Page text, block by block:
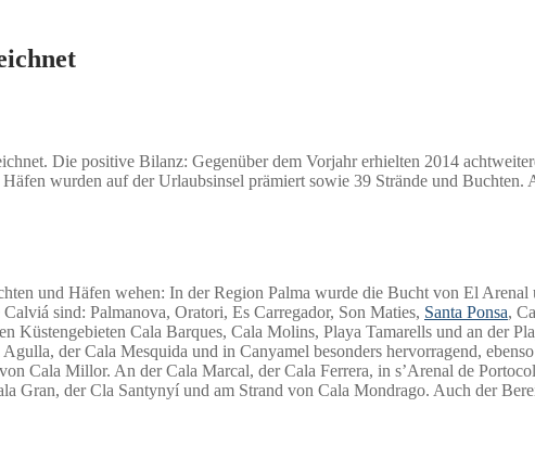
Die positive Bilanz: Gegenüber dem Vorjahr erhielten 2014
wurden auf der Urlaubsinsel prämiert sowie 39 Strände und
und Häfen wehen: In der Region Palma wurde die Bucht von El Arenal
sind: Palmanova, Oratori, Es Carregador, Son Maties, Santa Ponsa,
Küstengebieten Cala Barques, Cala Molins, Playa Tamarells und an der
der Cala Mesquida und in Canyamel besonders hervorragend,
Cala Millor. An der Cala Marcal, der Cala Ferrera, in s’Arenal de
Gran, der Cla Santynyí und am Strand von Cala Mondrago. Auch der